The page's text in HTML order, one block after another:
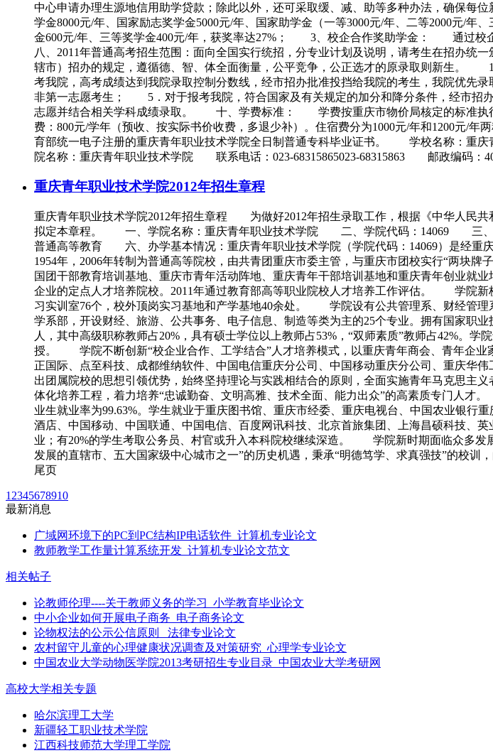
中心申请办理生源地信用助学贷款；除此以外，还可采取缓、减、助等多种办法，确
学金8000元/年、国家励志奖学金5000元/年、国家助学金（一等3000元/年、二等2000
金600元/年、三等奖学金400元/年，获奖率达27%； 3、校企合作奖助学金： 通过校
八、2011年普通高考招生范围：面向全国实行统招，分专业计划及说明，请考生在招
辖市）招办的规定，遵循德、智、体全面衡量，公平竞争，公正选才的原录取则新
考我院，高考成绩达到我院录取控制分数线，经市招办批准投挡给我院的考生，我院优
非第一志愿考生； 5．对于报考我院，符合国家及有关规定的加分和降分条件，经市
志愿并结合相关学科成绩录取。 十、学费标准： 学费按重庆市物价局核定的标准执
费：800元/学年（预收、按实际书价收费，多退少补）。住宿费分为1000元/年和1200
育部统一电子注册的重庆青年职业技术学院全日制普通专科毕业证书。 学校名称
院名称：重庆青年职业技术学院 联系电话：023-68315865023-68315863 邮政编码：
重庆青年职业技术学院2012年招生章程
重庆青年职业技术学院2012年招生章程 为做好2012年招生录取工作，根据《中华人民
拟定本章程。 一、学院名称：重庆青年职业技术学院 二、学院代码：14069 三
普通高等教育 六、办学基本情况：重庆青年职业技术学院（学院代码：14069）是经重
1954年，2006年转制为普通高等院校，由共青团重庆市委主管，与重庆市团校实行“两块
国团干部教育培训基地、重庆市青年活动阵地、重庆青年干部培训基地和重庆青年创业就
企业的定点人才培养院校。2011年通过教育部高等职业院校人才培养工作评估。 学院新
习实训室76个，校外顶岗实习基地和产学基地40余处。 学院设有公共管理系、财经管理
学系部，开设财经、旅游、公共事务、电子信息、制造等类为主的25个专业。拥有国家
人，其中高级职称教师占20%，具有硕士学位以上教师占53%，“双师素质”教师占42%。
授。 学院不断创新“校企业合作、工学结合”人才培养模式，以重庆青年商会、青年企业
正国际、点至科技、成都维纳软件、中国电信重庆分公司、中国移动重庆分公司、重庆
出团属院校的思想引领优势，始终坚持理论与实践相结合的原则，全面实施青年马克思主
体化培养工程，着力培养“忠诚勤奋、文明高雅、技术全面、能力出众”的高素质专门人
业生就业率为99.63%。学生就业于重庆图书馆、重庆市经委、重庆电视台、中国农业银行
酒店、中国移动、中国联通、中国电信、百度网讯科技、北京首旅集团、上海昌硕科技、
业；有20%的学生考取公务员、村官或升入本科院校继续深造。 学院新时期面临众多发
发展的直辖市、五大国家级中心城市之一”的历史机遇，秉承“明德笃学、求真强技”的校
尾页
1 2345678910
最新消息
广域网环境下的PC到PC结构IP电话软件_计算机专业论文
教师教学工作量计算系统开发_计算机专业论文范文
相关帖子
论教师伦理----关于教师义务的学习_小学教育毕业论文
中小企业如何开展电子商务_电子商务论文
论物权法的公示公信原则 _法律专业论文
农村留守儿童的心理健康状况调查及对策研究_心理学专业论文
中国农业大学动物医学院2013考研招生专业目录_中国农业大学考研网
高校大学相关专题
哈尔滨理工大学
新疆轻工职业技术学院
江西科技师范大学理工学院